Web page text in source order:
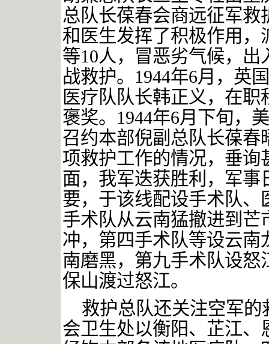
总队长葆春会商远征军
和医生发挥了积极作用
等10人，冒恶劣气候，出
战救护。 1944年6月，英
医疗队队长韩正义，在
褒奖。 1944年6月下旬，
召约本部倪副总队长葆
项救护工作的情况，垂询
面，我军迭获胜利，军
要，于该线配设手术队
手术队从云南猛撤进到
冲，第四手术队等设云
南磨黑，第九手术队设怒
保山渡过怒江。
救护总队还关注空军的
会卫生处以衡阳、芷江